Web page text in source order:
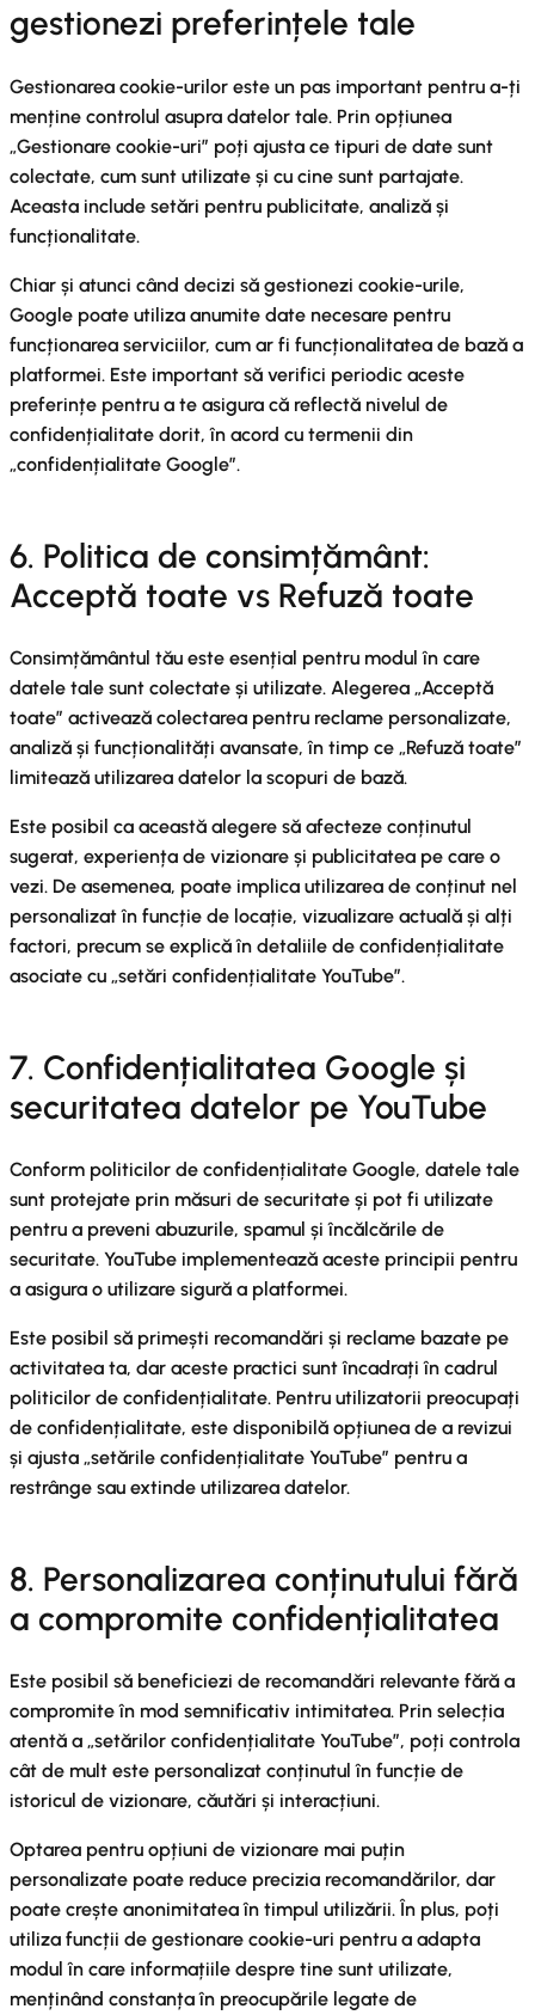
gestionezi preferințele tale
Gestionarea cookie-urilor este un pas important pentru a-ți
menține controlul asupra datelor tale. Prin opțiunea
„Gestionare cookie-uri” poți ajusta ce tipuri de date sunt
colectate, cum sunt utilizate și cu cine sunt partajate.
Aceasta include setări pentru publicitate, analiză și
funcționalitate.
Chiar și atunci când decizi să gestionezi cookie-urile,
Google poate utiliza anumite date necesare pentru
funcționarea serviciilor, cum ar fi funcționalitatea de bază a
platformei. Este important să verifici periodic aceste
preferințe pentru a te asigura că reflectă nivelul de
confidențialitate dorit, în acord cu termenii din
„confidențialitate Google”.
6. Politica de consimțământ:
Acceptă toate vs Refuză toate
Consimțământul tău este esențial pentru modul în care
datele tale sunt colectate și utilizate. Alegerea „Acceptă
toate” activează colectarea pentru reclame personalizate,
analiză și funcționalități avansate, în timp ce „Refuză toate”
limitează utilizarea datelor la scopuri de bază.
Este posibil ca această alegere să afecteze conținutul
sugerat, experiența de vizionare și publicitatea pe care o
vezi. De asemenea, poate implica utilizarea de conținut nel
personalizat în funcție de locație, vizualizare actuală și alți
factori, precum se explică în detaliile de confidențialitate
asociate cu „setări confidențialitate YouTube”.
7. Confidențialitatea Google și
securitatea datelor pe YouTube
Conform politicilor de confidențialitate Google, datele tale
sunt protejate prin măsuri de securitate și pot fi utilizate
pentru a preveni abuzurile, spamul și încălcările de
securitate. YouTube implementează aceste principii pentru
a asigura o utilizare sigură a platformei.
Este posibil să primești recomandări și reclame bazate pe
activitatea ta, dar aceste practici sunt încadrați în cadrul
politicilor de confidențialitate. Pentru utilizatorii preocupați
de confidențialitate, este disponibilă opțiunea de a revizui
și ajusta „setările confidențialitate YouTube” pentru a
restrânge sau extinde utilizarea datelor.
8. Personalizarea conținutului fără
a compromite confidențialitatea
Este posibil să beneficiezi de recomandări relevante fără a
compromite în mod semnificativ intimitatea. Prin selecția
atentă a „setărilor confidențialitate YouTube”, poți controla
cât de mult este personalizat conținutul în funcție de
istoricul de vizionare, căutări și interacțiuni.
Optarea pentru opțiuni de vizionare mai puțin
personalizate poate reduce precizia recomandărilor, dar
poate crește anonimitatea în timpul utilizării. În plus, poți
utiliza funcții de gestionare cookie-uri pentru a adapta
modul în care informațiile despre tine sunt utilizate,
menținând constanța în preocupările legate de